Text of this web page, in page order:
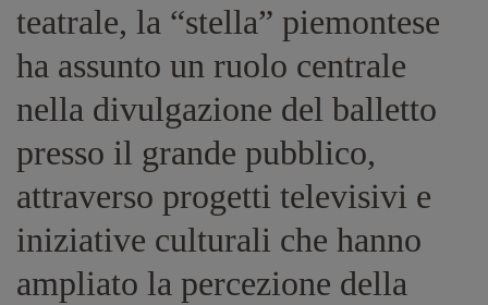
teatrale, la “stella” piemontese
ha assunto un ruolo centrale
nella divulgazione del balletto
presso il grande pubblico,
attraverso progetti televisivi e
iniziative culturali che hanno
ampliato la percezione della